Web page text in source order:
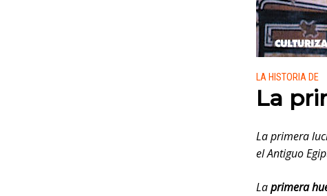
Publicado en:
LA HISTORIA DE
La
La primera
el Antiguo
Laprimera